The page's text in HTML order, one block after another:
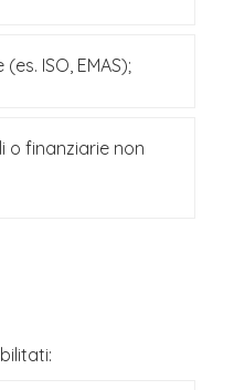
ISO, EMAS);
o finanziarie non